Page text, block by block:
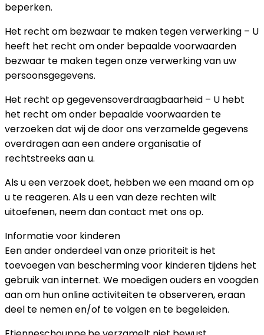
beperken.
Het recht om bezwaar te maken tegen verwerking – U
heeft het recht om onder bepaalde voorwaarden
bezwaar te maken tegen onze verwerking van uw
persoonsgegevens.
Het recht op gegevensoverdraagbaarheid – U hebt
het recht om onder bepaalde voorwaarden te
verzoeken dat wij de door ons verzamelde gegevens
overdragen aan een andere organisatie of
rechtstreeks aan u.
Als u een verzoek doet, hebben we een maand om op
u te reageren. Als u een van deze rechten wilt
uitoefenen, neem dan contact met ons op.
Informatie voor kinderen
Een ander onderdeel van onze prioriteit is het
toevoegen van bescherming voor kinderen tijdens het
gebruik van internet. We moedigen ouders en voogden
aan om hun online activiteiten te observeren, eraan
deel te nemen en/of te volgen en te begeleiden.